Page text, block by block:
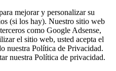
mejorar y personalizar su
(si los hay). Nuestro sitio web
como Google Adsense,
el sitio web, usted acepta el
nuestra Política de Privacidad.
nuestra Política de privacidad.